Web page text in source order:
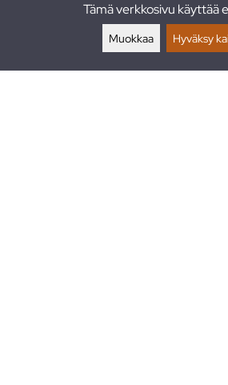
Tämä verkkosivu käyttää
Muokkaa Hyväksy